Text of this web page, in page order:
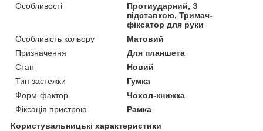
Особливості
Протиударний, З
підставкою, Тримач-
фіксатор для руки
Особливість кольору
Матовий
Призначення
Для планшета
Стан
Новий
Тип застежки
Гумка
Форм-фактор
Чохол-книжка
Фіксація пристрою
Рамка
Користувальницькі характеристики